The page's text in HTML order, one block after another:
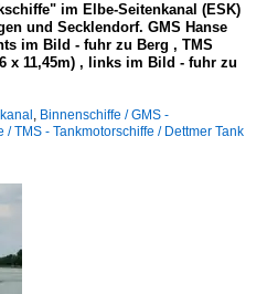
im Elbe-Seitenkanal (ESK)
und Secklendorf. GMS Hanse
im Bild - fuhr zu Berg , TMS
x 11,45m) , links im Bild - fuhr zu
, Binnenschiffe / GMS -
/ TMS - Tankmotorschiffe / Dettmer Tank